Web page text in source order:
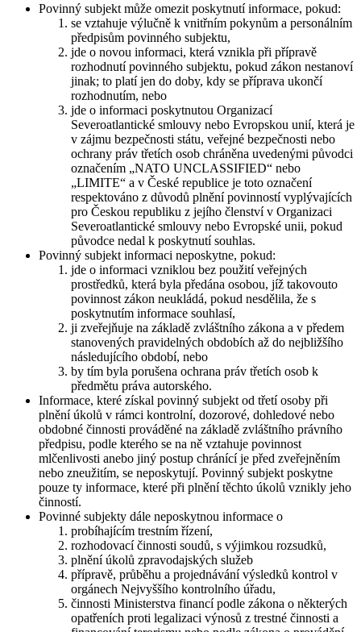
Povinný subjekt může omezit poskytnutí informace, pokud:
se vztahuje výlučně k vnitřním pokynům a personálním
předpisům povinného subjektu,
jde o novou informaci, která vznikla při přípravě
rozhodnutí povinného subjektu, pokud zákon nestanoví
jinak; to platí jen do doby, kdy se příprava ukončí
rozhodnutím, nebo
jde o informaci poskytnutou Organizací
Severoatlantické smlouvy nebo Evropskou unií, která je
v zájmu bezpečnosti státu, veřejné bezpečnosti nebo
ochrany práv třetích osob chráněna uvedenými původci
označením „NATO UNCLASSIFIED“ nebo
„LIMITE“ a v České republice je toto označení
respektováno z důvodů plnění povinností vyplývajících
pro Českou republiku z jejího členství v Organizaci
Severoatlantické smlouvy nebo Evropské unii, pokud
původce nedal k poskytnutí souhlas.
Povinný subjekt informaci neposkytne, pokud:
jde o informaci vzniklou bez použití veřejných
prostředků, která byla předána osobou, jíž takovouto
povinnost zákon neukládá, pokud nesdělila, že s
poskytnutím informace souhlasí,
ji zveřejňuje na základě zvláštního zákona a v předem
stanovených pravidelných obdobích až do nejbližšího
následujícího období, nebo
by tím byla porušena ochrana práv třetích osob k
předmětu práva autorského.
Informace, které získal povinný subjekt od třetí osoby při
plnění úkolů v rámci kontrolní, dozorové, dohledové nebo
obdobné činnosti prováděné na základě zvláštního právního
předpisu, podle kterého se na ně vztahuje povinnost
mlčenlivosti anebo jiný postup chránící je před zveřejněním
nebo zneužitím, se neposkytují. Povinný subjekt poskytne
pouze ty informace, které při plnění těchto úkolů vznikly jeho
činností.
Povinné subjekty dále neposkytnou informace o
probíhajícím trestním řízení,
rozhodovací činnosti soudů, s výjimkou rozsudků,
plnění úkolů zpravodajských služeb
přípravě, průběhu a projednávání výsledků kontrol v
orgánech Nejvyššího kontrolního úřadu,
činnosti Ministerstva financí podle zákona o některých
opatřeních proti legalizaci výnosů z trestné činnosti a